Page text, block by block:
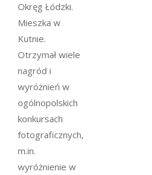
Okręg Łódzki.
Mieszka w
Kutnie.
Otrzymał wiele
nagród i
wyróżnień w
ogólnopolskich
konkursach
fotograficznych,
m.in.
wyróżnienie w